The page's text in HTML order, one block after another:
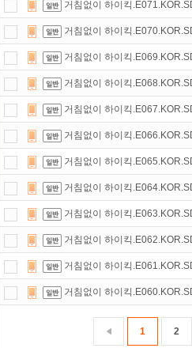
거침없이 하이킥
거침없이 하이킥
거침없이 하이킥
거침없이 하이킥
거침없이 하이킥
거침없이 하이킥
거침없이 하이킥
거침없이 하이킥
거침없이 하이킥
거침없이 하이킥
거침없이 하이킥
거침없이 하이킥
1 2